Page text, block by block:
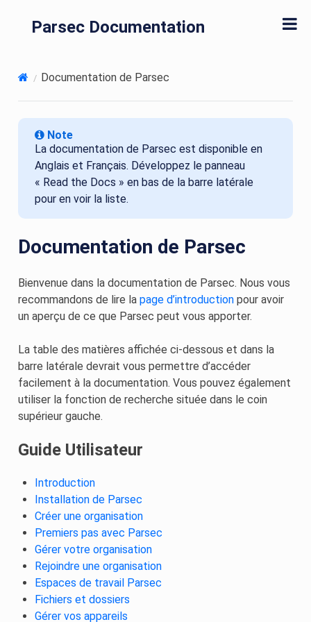
Parsec Documentation
Documentation de Parsec
Note
La documentation de Parsec est disponible en
Anglais et Français. Développez le panneau
« Read the Docs » en bas de la barre latérale
pour en voir la liste.
Documentation de Parsec
Bienvenue dans la documentation de Parsec. Nous vous
recommandons de lire la page d’introductionpour avoir
un aperçu de ce que Parsec peut vous apporter.
La table des matières affichée ci-dessous et dans la
barre latérale devrait vous permettre d’accéder
facilement à la documentation. Vous pouvez également
utiliser la fonction de recherche située dans le coin
supérieur gauche.
Guide Utilisateur
Introduction
Installation de Parsec
Créer une organisation
Premiers pas avec Parsec
Gérer votre organisation
Rejoindre une organisation
Espaces de travail Parsec
Fichiers et dossiers
Gérer vos appareils